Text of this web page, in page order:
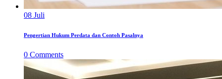
08 Juli
Pengertian Hukum Perdata dan Contoh Pasalnya
0 Comments